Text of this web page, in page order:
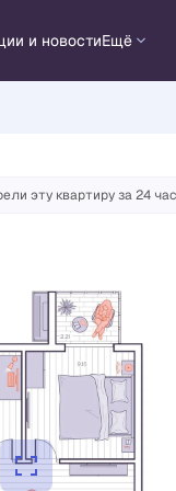
и новостиЕщё
от 30 191 руб./мес.
эту квартиру за 24